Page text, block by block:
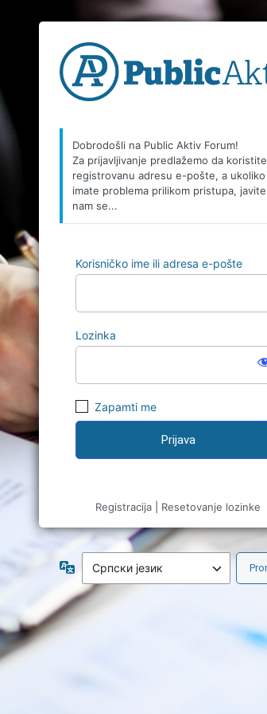
Dobrodošli na Public Aktiv Forum!
Za prijavljivanje predlažemo da koristite
registrovanu adresu e-pošte, a ukoliko
imate problema prilikom pristupa, javite
nam se...
Korisničko ime ili adresa e-pošte
Lozinka
Zapamti me
Registracija Resetovanje lozinke
Jezik